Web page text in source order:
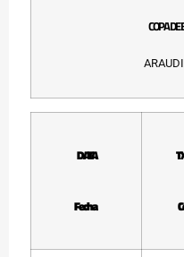
COPA DE
DATA
Fecha